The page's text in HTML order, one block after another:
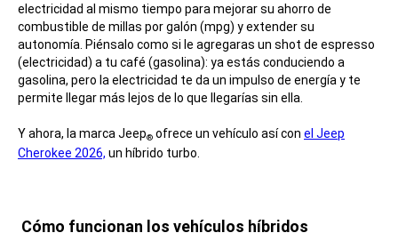
electricidad al mismo tiempo para mejorar su ahorro de
combustible de millas por galón (mpg) y extender su
autonomía. Piénsalo como si le agregaras un shot de espresso
(electricidad) a tu café (gasolina): ya estás conduciendo a
gasolina, pero la electricidad te da un impulso de energía y te
permite llegar más lejos de lo que llegarías sin ella.
Y ahora, la marca Jeep® ofrece un vehículo así con el Jeep
Cherokee 2026, un híbrido turbo.
Cómo funcionan los vehículos híbridos